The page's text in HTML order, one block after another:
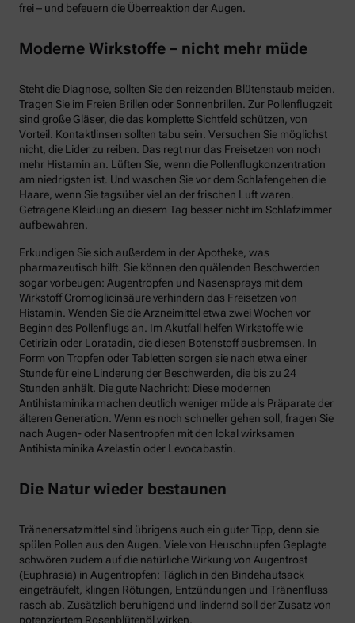
frei – und befeuern die Überreaktion der Augen.
Moderne Wirkstoffe – nicht mehr müde
Steht die Diagnose, sollten Sie den reizenden Blütenstaub meiden.
Tragen Sie im Freien Brillen oder Sonnenbrillen. Zur Pollenflugzeit
sind große Gläser, die das komplette Sichtfeld schützen, von
Vorteil. Kontaktlinsen sollten tabu sein. Versuchen Sie möglichst
nicht, die Lider zu reiben. Das regt nur das Freisetzen von noch
mehr Histamin an. Lüften Sie, wenn die Pollenflugkonzentration
am niedrigsten ist. Und waschen Sie vor dem Schlafengehen die
Haare, wenn Sie tagsüber viel an der frischen Luft waren.
Getragene Kleidung an diesem Tag besser nicht im Schlafzimmer
aufbewahren.
Erkundigen Sie sich außerdem in der Apotheke, was
pharmazeutisch hilft. Sie können den quälenden Beschwerden
sogar vorbeugen: Augentropfen und Nasensprays mit dem
Wirkstoff Cromoglicinsäure verhindern das Freisetzen von
Histamin. Wenden Sie die Arzneimittel etwa zwei Wochen vor
Beginn des Pollenflugs an. Im Akutfall helfen Wirkstoffe wie
Cetirizin oder Loratadin, die diesen Botenstoff ausbremsen. In
Form von Tropfen oder Tabletten sorgen sie nach etwa einer
Stunde für eine Linderung der Beschwerden, die bis zu 24
Stunden anhält. Die gute Nachricht: Diese modernen
Antihistaminika machen deutlich weniger müde als Präparate der
älteren Generation. Wenn es noch schneller gehen soll, fragen Sie
nach Augen- oder Nasentropfen mit den lokal wirksamen
Antihistaminika Azelastin oder Levocabastin.
Die Natur wieder bestaunen
Tränenersatzmittel sind übrigens auch ein guter Tipp, denn sie
spülen Pollen aus den Augen. Viele von Heuschnupfen Geplagte
schwören zudem auf die natürliche Wirkung von Augentrost
(Euphrasia) in Augentropfen: Täglich in den Bindehautsack
eingeträufelt, klingen Rötungen, Entzündungen und Tränenfluss
rasch ab. Zusätzlich beruhigend und lindernd soll der Zusatz von
potenziertem Rosenblütenöl wirken.